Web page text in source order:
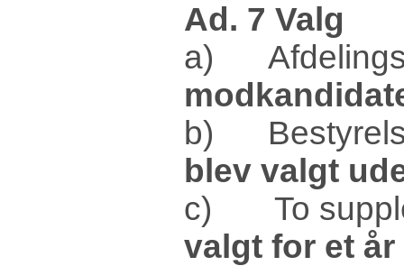
Ad. 7 Valg
a)
b)
blev valgt
c) To
valgt for et